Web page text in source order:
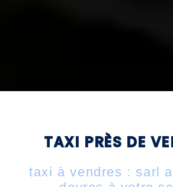
TAXI PRÈS DE
taxi à vendres : sarl